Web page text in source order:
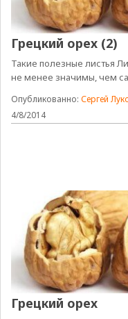
Грецкий орех (2)
Такие полезные листья
не менее значимы, чем
Опубликованно:Сергей
4/8/2014
Грецкий орех